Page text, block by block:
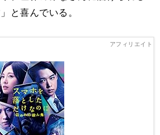
と喜んでいる。